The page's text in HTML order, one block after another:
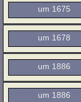
um 1675
um 1678
um 1886
um 1886